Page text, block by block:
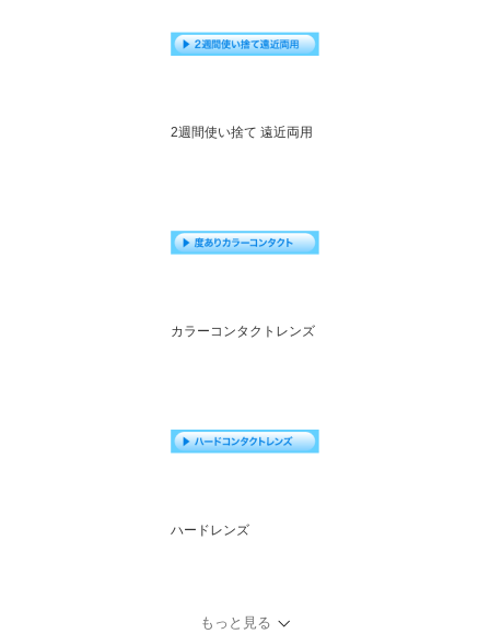
2週間使い捨て 遠近両用
カラーコンタクトレンズ
ハードレンズ
もっと見る